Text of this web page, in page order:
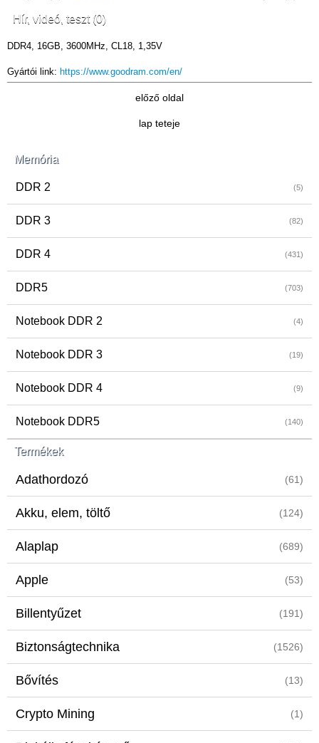
Memória
DDR 2 (5)
DDR 3 (82)
DDR 4 (431)
DDR5 (703)
Notebook DDR 2 (4)
Notebook DDR 3 (19)
Notebook DDR 4 (9)
Notebook DDR5 (140)
Termékek
Adathordozó (61)
Akku, elem, töltő (124)
Alaplap (689)
Apple (53)
Billentyűzet (191)
Biztonságtechnika (1526)
Bővítés (13)
Crypto Mining (1)
Hír, videó, teszt (0)
DDR4, 16GB, 3600MHz, CL18, 1,35V
Gyártói link: https://www.goodram.com/en/
előző oldal
lap teteje